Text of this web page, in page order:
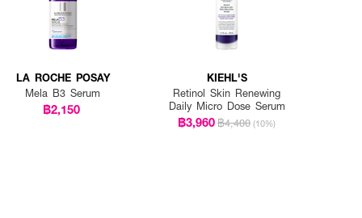
LA ROCHE POSAY
Mela B3 Serum
฿2,150
KIEHL'S
Retinol Skin Renewing
Daily Micro Dose Serum
฿3,960฿4,400 (10%)